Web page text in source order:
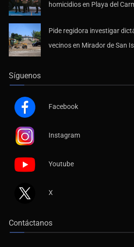
homicidios en Playa del
Pide regidora investigar
vecinos en Mirador de San
Síguenos
Facebook
Instagram
Youtube
X
Contáctanos